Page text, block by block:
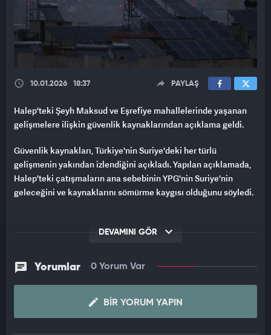
10.01.2026 18:37 PAYLAŞ
Halep'teki Şeyh Maksud ve Eşrefiye mahallelerinde yaşanan
gelişmelere ilişkin güvenlik kaynaklarından açıklama geldi.
Güvenlik kaynakları, Türkiye'nin Suriye'deki her türlü
gelişmenin yakından izlendiğini açıkladı. Yapılan açıklamada,
Halep'teki çatışmaların ana sebebinin YPG'nin Suriye'nin
geleceğini ve kaynaklarını sömürme kaygısı olduğunu söyledi.
DEVAMINI GÖR
Yorumlar 0 Yorum Var
BIR YORUM YAPIN